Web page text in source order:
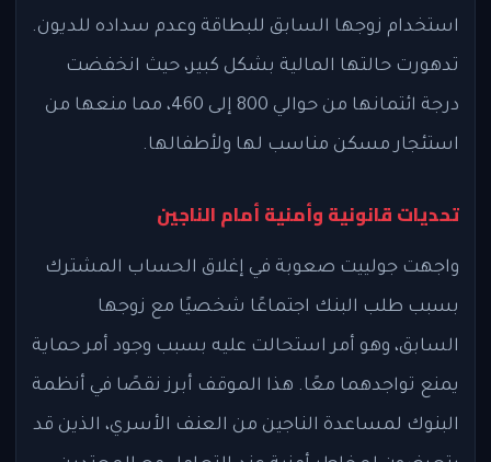
استخدام زوجها السابق للبطاقة وعدم سداده للديون.
تدهورت حالتها المالية بشكل كبير، حيث انخفضت
درجة ائتمانها من حوالي 800 إلى 460، مما منعها من
استئجار مسكن مناسب لها ولأطفالها.
تحديات قانونية وأمنية أمام الناجين
واجهت جولييت صعوبة في إغلاق الحساب المشترك
بسبب طلب البنك اجتماعًا شخصيًا مع زوجها
السابق، وهو أمر استحالت عليه بسبب وجود أمر حماية
يمنع تواجدهما معًا. هذا الموقف أبرز نقصًا في أنظمة
البنوك لمساعدة الناجين من العنف الأسري، الذين قد